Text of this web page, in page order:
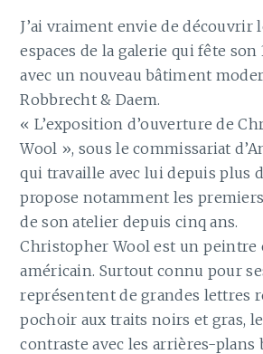
J’ai vraiment envie de découvrir
espaces de la galerie qui fête son
avec un nouveau bâtiment
Robbrecht & Daem.
« L’exposition d’ouverture de
Wool », sous le commissariat
qui travaille avec lui depuis plus
propose notamment les
de son atelier depuis cinq ans.
Christopher Wool est un peintre
américain. Surtout connu pour
représentent de grandes lettres
pochoir aux traits noirs et gras,
contraste avec les arrières-plans